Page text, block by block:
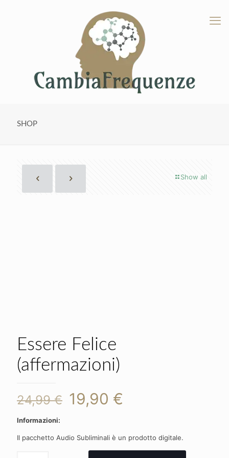
SHOP
Show all
Essere Felice
(affermazioni)
24,99€ Il
prezzo
era:
19,90 €
è:
Informazioni:
Il pacchetto Audio Subliminali è un prodotto digitale.